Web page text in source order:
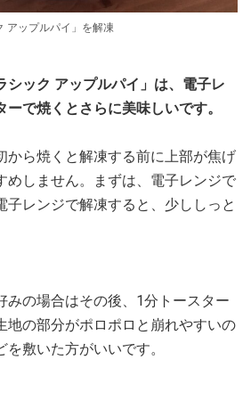
アップルパイ」を解凍
シック アップルパイ」は、電子レ
で焼くとさらに美味しいです。
から焼くと解凍する前に上部が焦げ
めしません。まずは、電子レンジで
子レンジで解凍すると、少ししっと
みの場合はその後、1分トースター
地の部分がポロポロと崩れやすいの
敷いた方がいいです。